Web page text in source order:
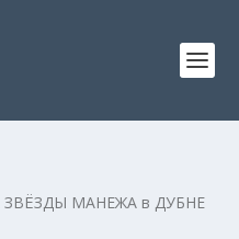
ЗВЁЗДЫ МАНЕЖА в ДУБНЕ